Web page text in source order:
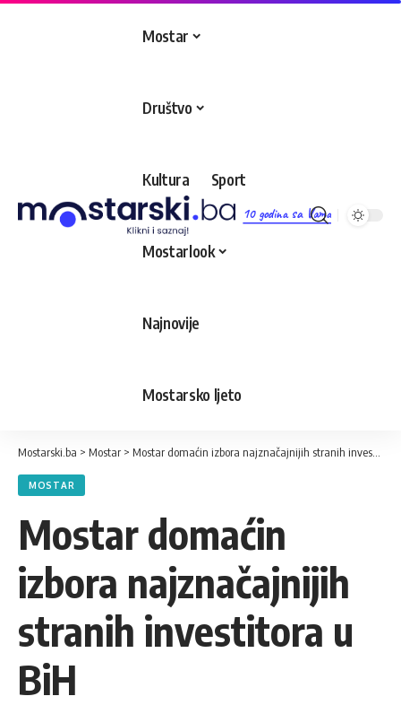
10 godina sa Vama
Mostar
Društvo
Kultura Sport
Mostarlook
Najnovije
Mostarsko ljeto
Mostarski.ba > Mostar > Mostar domaćin izbora najznačajnijih stranih investitora u BiH
MOSTAR
Mostar domaćin
izbora najznačajnijih
stranih investitora u
BiH